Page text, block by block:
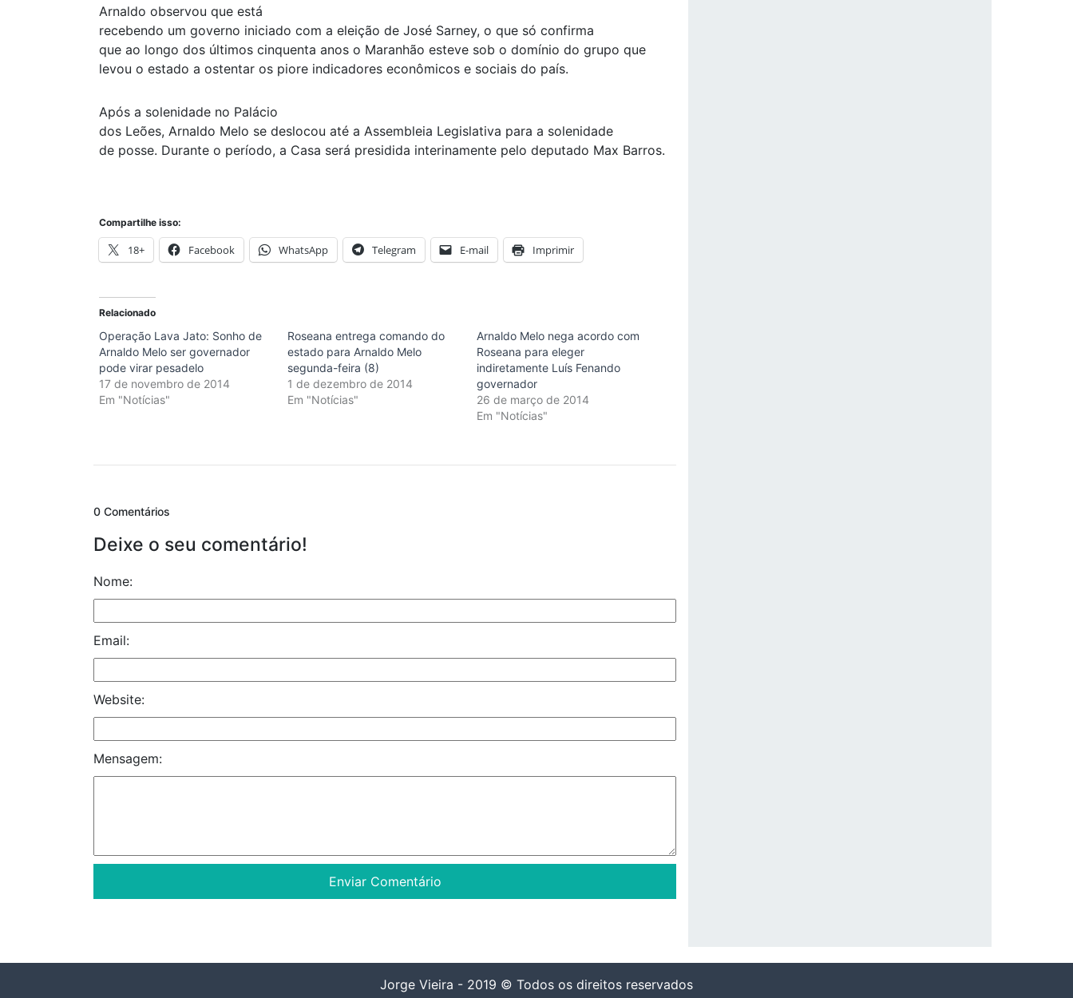
Arnaldo observou que está
recebendo um governo iniciado com a eleição de José Sarney, o que só confirma
que ao longo dos últimos cinquenta anos o Maranhão esteve sob o domínio do grupo que
levou o estado a ostentar os piore indicadores econômicos e sociais do país.
Após a solenidade no Palácio
dos Leões, Arnaldo Melo se deslocou até a Assembleia Legislativa para a solenidade
de posse. Durante o período, a Casa será presidida interinamente pelo deputado Max Barros.
Compartilhe isso:
18+ Facebook WhatsApp Telegram E-mail Imprimir
Relacionado
Operação Lava Jato: Sonho de
Arnaldo Melo ser governador
pode virar pesadelo
17 de novembro de 2014
Em "Notícias"
Roseana entrega comando do
estado para Arnaldo Melo
segunda-feira (8)
1 de dezembro de 2014
Em "Notícias"
Arnaldo Melo nega acordo com
Roseana para eleger
indiretamente Luís Fenando
governador
26 de março de 2014
Em "Notícias"
0 Comentários
Deixe o seu comentário!
Nome:
Email:
Website:
Mensagem:
Jorge Vieira - 2019 © Todos os direitos reservados